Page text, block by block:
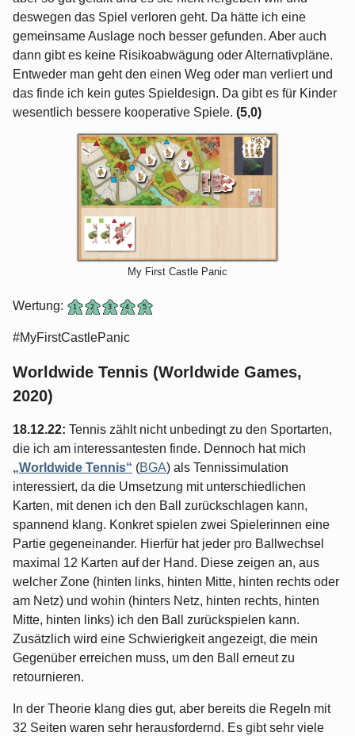
deswegen das Spiel verloren geht. Da hätte ich eine
gemeinsame Auslage noch besser gefunden. Aber auch
dann gibt es keine Risikoabwägung oder Alternativpläne.
Entweder man geht den einen Weg oder man verliert und
das finde ich kein gutes Spieldesign. Da gibt es für Kinder
wesentlich bessere kooperative Spiele. (5,0)
My First Castle Panic
Wertung:
#MyFirstCastlePanic
Worldwide Tennis (Worldwide Games,
2020)
18.12.22: Tennis zählt nicht unbedingt zu den Sportarten,
die ich am interessantesten finde. Dennoch hat mich
„Worldwide Tennis“ (BGA) als Tennissimulation
interessiert, da die Umsetzung mit unterschiedlichen
Karten, mit denen ich den Ball zurückschlagen kann,
spannend klang. Konkret spielen zwei Spielerinnen eine
Partie gegeneinander. Hierfür hat jeder pro Ballwechsel
maximal 12 Karten auf der Hand. Diese zeigen an, aus
welcher Zone (hinten links, hinten Mitte, hinten rechts oder
am Netz) und wohin (hinters Netz, hinten rechts, hinten
Mitte, hinten links) ich den Ball zurückspielen kann.
Zusätzlich wird eine Schwierigkeit angezeigt, die mein
Gegenüber erreichen muss, um den Ball erneut zu
retournieren.
In der Theorie klang dies gut, aber bereits die Regeln mit
32 Seiten waren sehr herausfordernd. Es gibt sehr viele